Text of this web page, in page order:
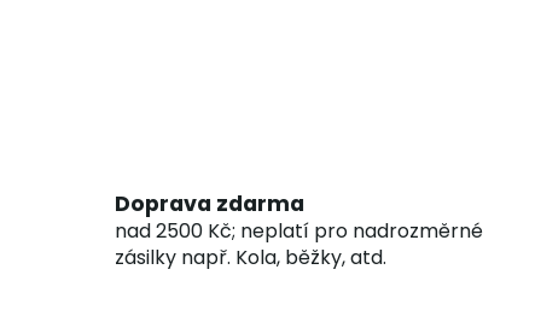
Doprava zdarma
nad 2500 Kč; neplatí pro nadrozměrné
zásilky např. Kola, běžky, atd.